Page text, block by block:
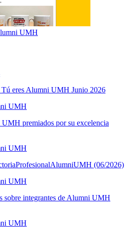
UMH
eres Alumni UMH Junio 2026
UMH
premiados por su excelencia
UMH
(06/2026)
UMH
sobre integrantes de Alumni UMH
UMH